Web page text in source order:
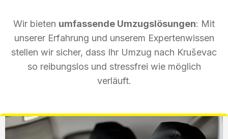
Wir bieten umfassende Umzugslösungen: Mit
unserer Erfahrung und unserem Expertenwissen
stellen wir sicher, dass Ihr Umzug nach Kruševac
so reibungslos und stressfrei wie möglich
verläuft.